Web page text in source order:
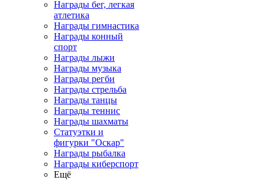
Награды бег, легкая
атлетика
Награды гимнастика
Награды конный
спорт
Награды лыжи
Награды музыка
Награды регби
Награды стрельба
Награды танцы
Награды теннис
Награды шахматы
Статуэтки и
фигурки "Оскар"
Награды рыбалка
Награды киберспорт
Ещё